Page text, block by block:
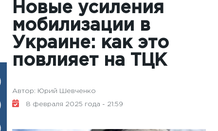
Новые усиления
мобилизации в
Украине: как это
повлияет на ТЦК
Автор: Юрий Шевченко
8 февраля 2025 года - 21:59